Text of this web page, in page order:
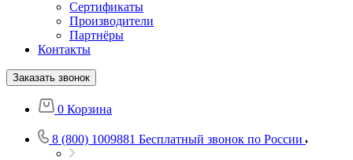
Сертификаты
Производители
Партнёры
Контакты
Заказать звонок
0 Корзина
8 (800) 1009881 Бесплатный звонок по России